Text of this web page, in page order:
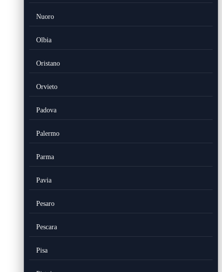
Nuoro
Olbia
Oristano
Orvieto
Padova
Palermo
Parma
Pavia
Pesaro
Pescara
Pisa